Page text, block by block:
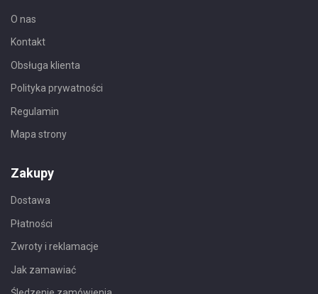
O nas
Kontakt
Obsługa klienta
Polityka prywatności
Regulamin
Mapa strony
Zakupy
Dostawa
Płatności
Zwroty i reklamacje
Jak zamawiać